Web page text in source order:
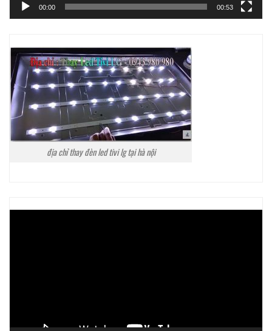
00:00 00:53
địa chỉ thay đèn led tivi lg tại hà nội